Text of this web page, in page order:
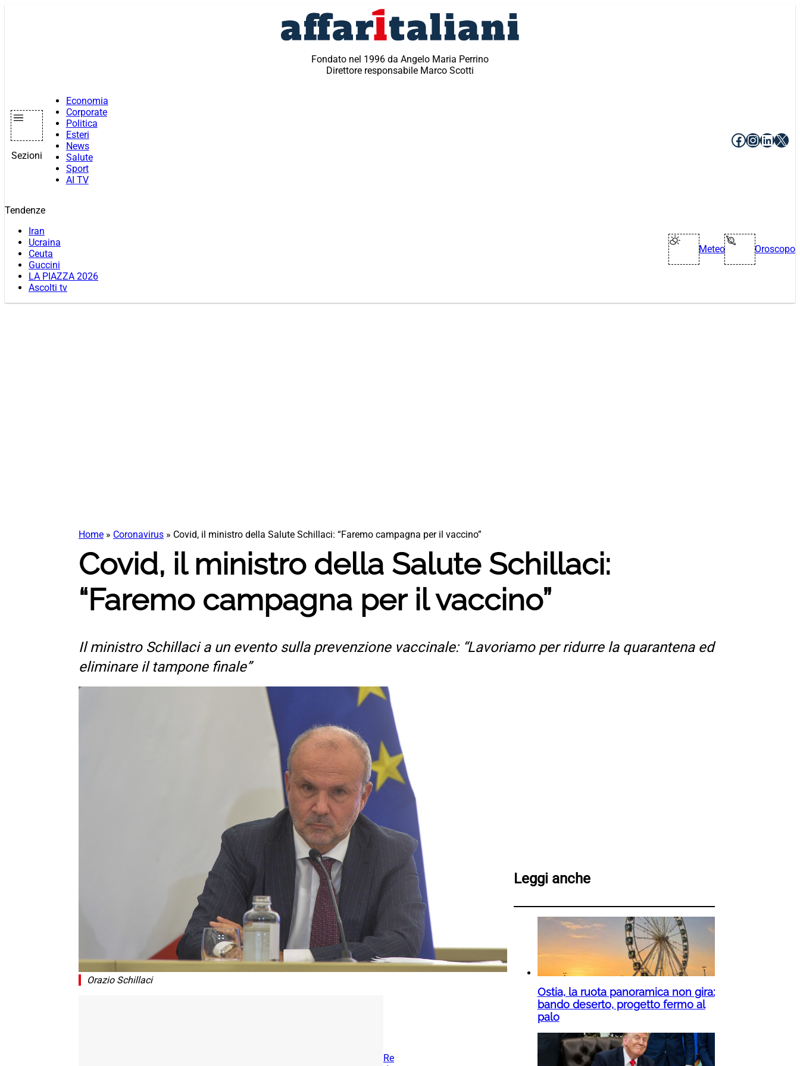
Fondato nel 1996 da Angelo Maria Perrino
Direttore responsabile Marco Scotti
Sezioni
Economia
Corporate
Politica
Esteri
News
Salute
Sport
AI TV
Facebook
X
Tendenze
Iran
Ucraina
Ceuta
Guccini
LA PIAZZA 2026
Ascolti tv
Meteo Oroscopo
Home » Coronavirus » Covid, il ministro della Salute Schillaci: “Faremo campagna per il vaccino”
Covid, il ministro della Salute Schillaci:
“Faremo campagna per il vaccino”
Il ministro Schillaci a un evento sulla prevenzione vaccinale: “Lavoriamo per ridurre la quarantena ed
eliminare il tampone finale”
Orazio Schillaci
Re
Leggi anche
Ostia, la ruota panoramica non gira:
bando deserto, progetto fermo al
palo